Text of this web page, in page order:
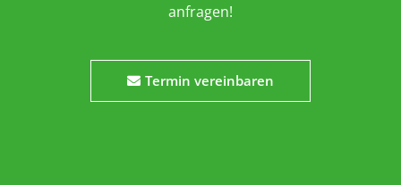
anfragen!
Termin vereinbaren